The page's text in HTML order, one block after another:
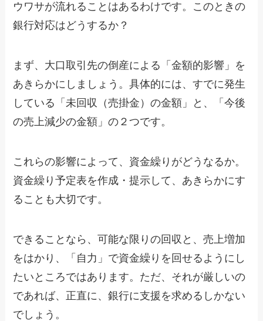
ウワサが流れることはあるわけです。このときの
銀行対応はどうするか？
まず、大口取引先の倒産による「金額的影響」を
あきらかにしましょう。具体的には、すでに発生
している「未回収（売掛金）の金額」と、「今後
の売上減少の金額」の２つです。
これらの影響によって、資金繰りがどうなるか。
資金繰り予定表を作成・提示して、あきらかにす
ることも大切です。
できることなら、可能な限りの回収と、売上増加
をはかり、「自力」で資金繰りを回せるようにし
たいところではあります。ただ、それが厳しいの
であれば、正直に、銀行に支援を求めるしかない
でしょう。